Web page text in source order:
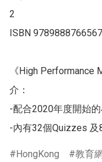
2
ISBN 9789888766567
《High Performance
介：
-配合2020年度開始
-內有32個Quizzes
HongKong 教育